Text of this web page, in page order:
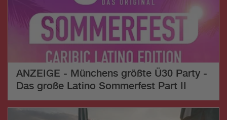
ANZEIGE - Münchens größte Ü30 Party -
Das große Latino Sommerfest Part II